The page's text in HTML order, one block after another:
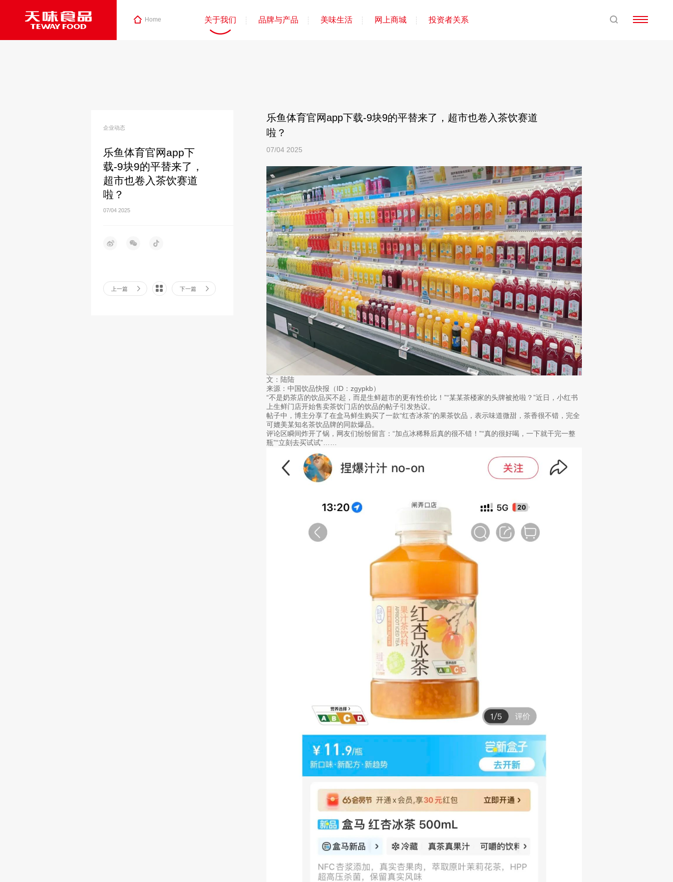
Home 关于我们 品牌与产品 美味生活 网上商城 投资者关系
企业动态
乐鱼体育官网app下
载-9块9的平替来了，
超市也卷入茶饮赛道
啦？
07/04 2025
上一篇 下一篇
乐鱼体育官网app下载-9块9的平替来了，超市也卷入茶饮赛道
啦？
07/04 2025
文：陆陆
来源：中国饮品快报（ID：zgypkb）
“不是奶茶店的饮品买不起，而是生鲜超市的更有性价比！”“某某茶楼家的头牌被抢啦？”近日，小红书
上生鲜门店开始售卖茶饮门店的饮品的帖子引发热议。
帖子中，博主分享了在盒马鲜生购买了一款“红杏冰茶”的果茶饮品，表示味道微甜，茶香很不错，完全
可媲美某知名茶饮品牌的同款爆品。
评论区瞬间炸开了锅，网友们纷纷留言：“加点冰稀释后真的很不错！”“真的很好喝，一下就干完一整
瓶”“立刻去买试试”……